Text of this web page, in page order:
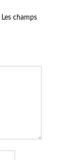
Les champs